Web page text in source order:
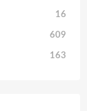
16
609
163